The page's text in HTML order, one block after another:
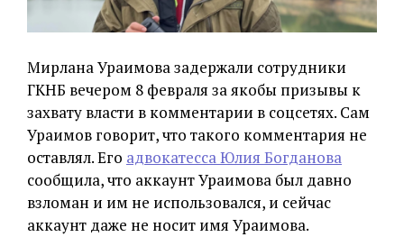
Мирлана Ураимова задержали сотрудники
ГКНБ вечером 8 февраля за якобы призывы к
захвату власти в комментарии в соцсетях. Сам
Ураимов говорит, что такого комментария не
оставлял. Его адвокатесса Юлия Богданова
сообщила, что аккаунт Ураимова был давно
взломан и им не использовался, и сейчас
аккаунт даже не носит имя Ураимова.